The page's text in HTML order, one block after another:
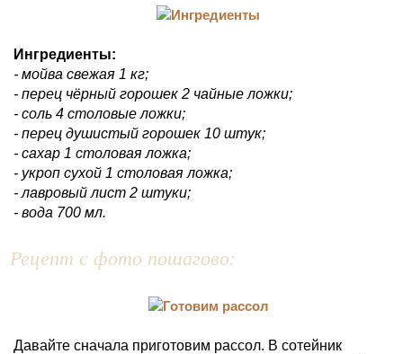
Ингредиенты:
- мойва свежая 1 кг;
- перец чёрный горошек 2 чайные ложки;
- соль 4 столовые ложки;
- перец душистый горошек 10 штук;
- сахар 1 столовая ложка;
- укроп сухой 1 столовая ложка;
- лавровый лист 2 штуки;
- вода 700 мл.
Рецепт с фото пошагово:
Давайте сначала приготовим рассол. В сотейник